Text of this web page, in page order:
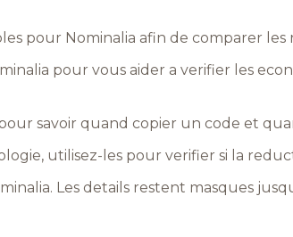
pour Nominalia afin de comparer
pour vous aider a verifier les
savoir quand copier un code et
utilisez-les pour verifier si la
Les details restent masques